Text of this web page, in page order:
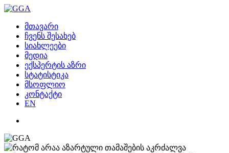
მთავარი
ჩვენს შესახებ
სიახლეები
მედია
ექსპერტის აზრი
სტატისტიკა
მსოფლიო
კონტაქტი
EN